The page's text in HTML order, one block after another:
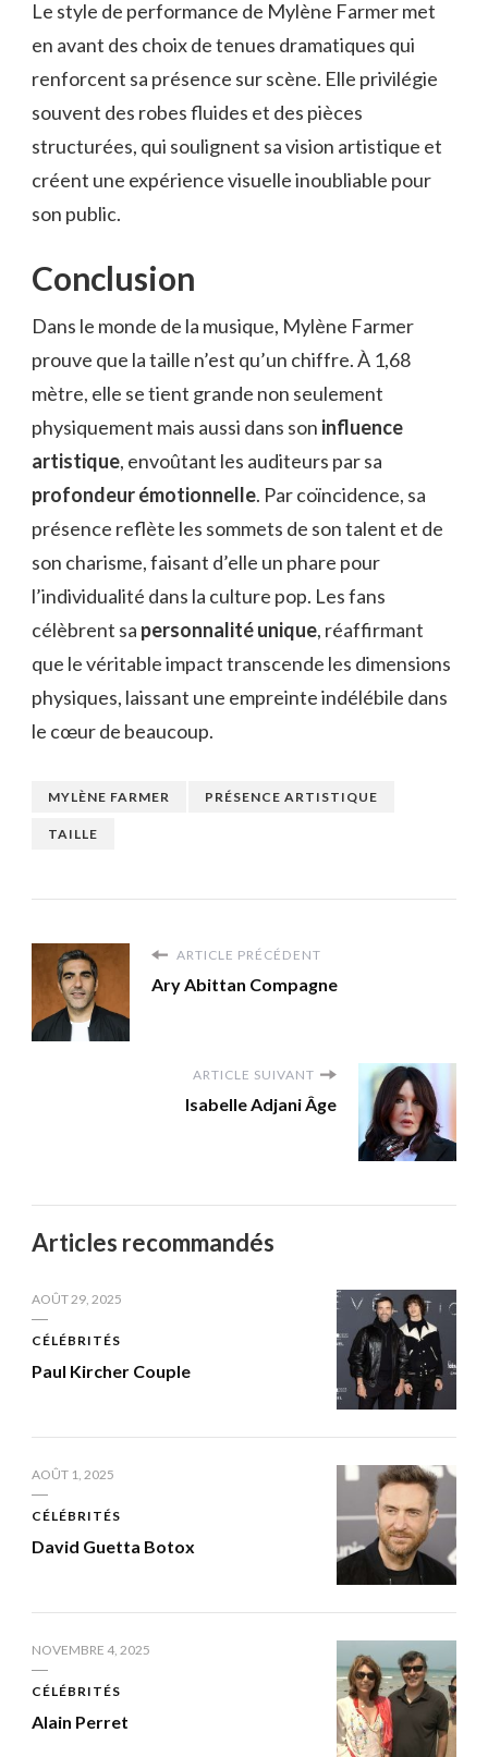
Le style de performance de Mylène Farmer met
en avant des choix de tenues dramatiques qui
renforcent sa présence sur scène. Elle privilégie
souvent des robes fluides et des pièces
structurées, qui soulignent sa vision artistique et
créent une expérience visuelle inoubliable pour
son public.
Conclusion
Dans le monde de la musique, Mylène Farmer
prouve que la taille n’est qu’un chiffre. À 1,68
mètre, elle se tient grande non seulement
physiquement mais aussi dans son influence
artistique, envoûtant les auditeurs par sa
profondeur émotionnelle. Par coïncidence, sa
présence reflète les sommets de son talent et de
son charisme, faisant d’elle un phare pour
l’individualité dans la culture pop. Les fans
célèbrent sa personnalité unique, réaffirmant
que le véritable impact transcende les dimensions
physiques, laissant une empreinte indélébile dans
le cœur de beaucoup.
MYLÈNE FARMER PRÉSENCE ARTISTIQUE
TAILLE
ARTICLE PRÉCÉDENT
Ary Abittan Compagne
ARTICLE SUIVANT
Isabelle Adjani Âge
Articles recommandés
AOÛT 29, 2025
CÉLÉBRITÉS
Paul Kircher Couple
AOÛT 1, 2025
CÉLÉBRITÉS
David Guetta Botox
NOVEMBRE 4, 2025
CÉLÉBRITÉS
Alain Perret